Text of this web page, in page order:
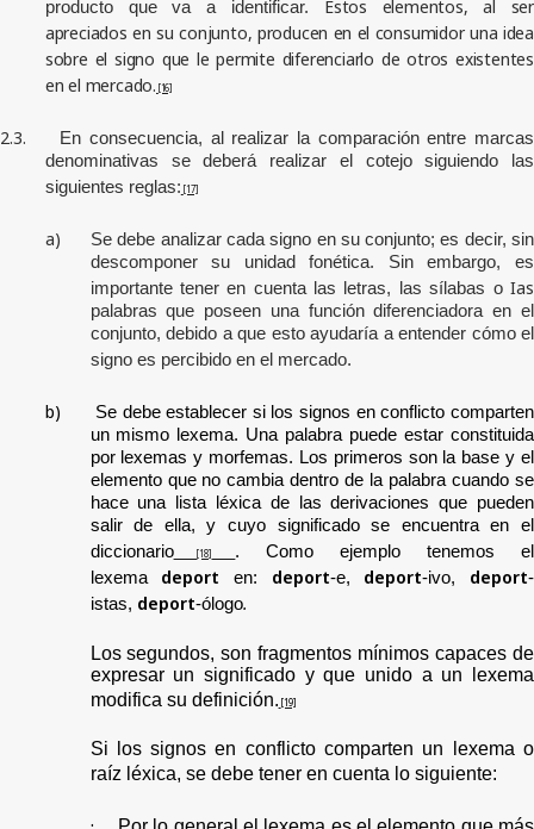
producto que va a identificar. Estos elementos, al ser
apreciados en su conjunto, producen en el consumidor una idea
sobre el signo que le permite diferenciarlo de otros existentes
en el mercado. [16]
2.3.
En consecuencia, al realizar la comparación entre marcas
denominativas se deberá realizar el cotejo siguiendo las
siguientes reglas: [17]
a)
Se debe analizar cada signo en su conjunto; es decir, sin
descomponer su unidad fonética. Sin embargo, es
importante tener en cuenta las letras, las sílabas o Ias
palabras que poseen una función diferenciadora en el
conjunto, debido a que esto ayudaría a entender cómo el
signo es percibido en el mercado.
b)
Se debe establecer si los signos en conflicto comparten
un mismo lexema. Una palabra puede estar constituida
por lexemas y morfemas. Los primeros son la base y el
elemento que no cambia dentro de la palabra cuando se
hace una lista léxica de las derivaciones que pueden
salir de ella, y cuyo significado se encuentra en el
diccionario
[18]
. Como ejemplo tenemos el
lexema deport en: deport-e, deport-ivo, deport-
istas, deport-ólogo.
Los segundos, son fragmentos mínimos capaces de
expresar un significado y que unido a un lexema
modifica su definición. [19]
Si los signos en conflicto comparten un lexema o
raíz léxica, se debe tener en cuenta lo siguiente: